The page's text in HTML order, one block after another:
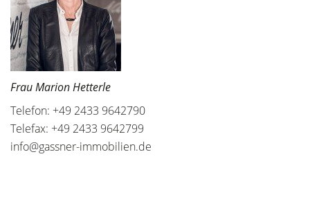
Frau Marion Hetterle
Telefon: +49 2433 9642790
Telefax: +49 2433 9642799
info@gassner-immobilien.de